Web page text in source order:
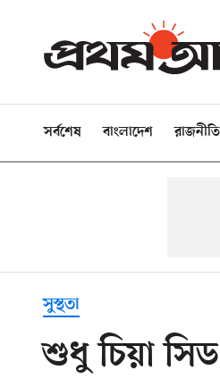
সর্বশেষ বাংলাদেশ রাজনীতি
সুস্থতা
শুধু চিয়া